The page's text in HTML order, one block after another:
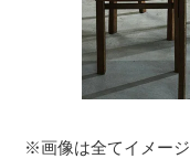
※画像は全てイメージ